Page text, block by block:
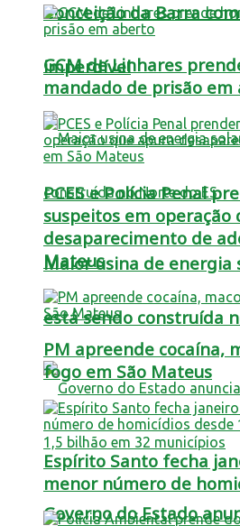
Conceição da Barra
imperdível
Maior usina de energia
está sendo construída
Governo do Estado
GCM de Linhares
mandado de prisão em
PCES e Polícia Penal
suspeitos em operação
desaparecimento de
Mateus
PM apreende cocaína,
fogo em São Mateus
Espírito Santo fecha
menor número de